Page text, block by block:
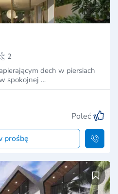
2
dech w piersiach
spokojnej …
Poleć
prośbę